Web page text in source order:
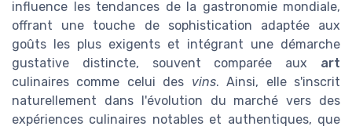
influence les tendances de la gastronomie mondiale,
offrant une touche de sophistication adaptée aux
goûts les plus exigents et intégrant une démarche
gustative distincte, souvent comparée aux art
culinaires comme celui des vins. Ainsi, elle s'inscrit
naturellement dans l'évolution du marché vers des
expériences culinaires notables et authentiques, que